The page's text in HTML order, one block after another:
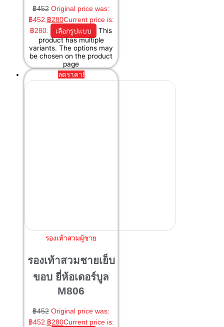
฿452 Original price was:
฿452.฿280Current price is:
฿280.
เลือกรูปแบบ
This
product has multiple
variants. The options may
be chosen on the product
page
ลดราคา!
รองเท้าสวมผู้ชาย
รองเท้าสวมชายเย็บ
ขอบ ยี่ห้อเดอร์บูล
M806
฿452 Original price was:
฿452.฿280Current price is: